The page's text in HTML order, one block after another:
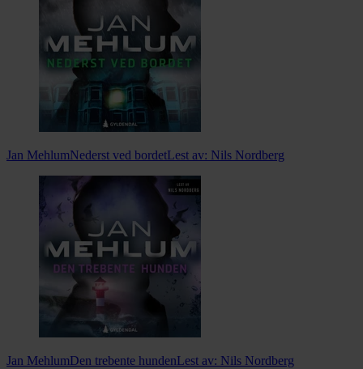
Jan MehlumNederst ved bordetLest av: Nils Nordberg
Jan MehlumDen trebente hundenLest av: Nils Nordberg